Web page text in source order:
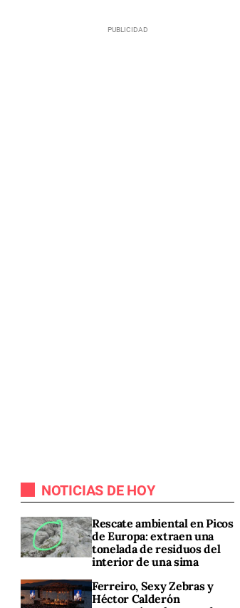
NOTICIAS DE HOY
Rescate ambiental en Picos
de Europa: extraen una
tonelada de residuos del
interior de una sima
Ferreiro, Sexy Zebras y
Héctor Calderón